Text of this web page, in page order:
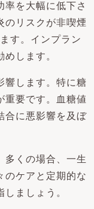
率を大幅に低下さ
のリスクが非喫煙
す。インプラン
します。
響します。特に糖
重要です。血糖値
合に悪影響を及ぼ
多くの場合、一生
のケアと定期的な
ましょう。